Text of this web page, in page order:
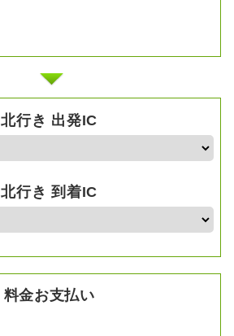
北行き 出発IC
北行き 到着IC
料金お支払い